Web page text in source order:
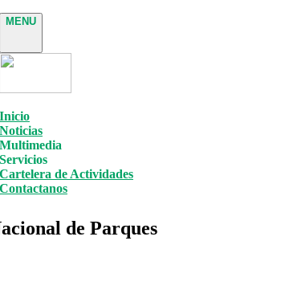
MENU
Inicio
Noticias
Multimedia
Servicios
Cartelera de Actividades
Contactanos
de Parques